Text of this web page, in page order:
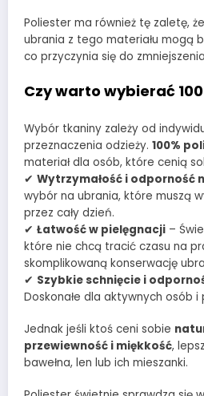
Poliester ma również tę zaletę,
ubrania z tego materiału mogą
co przyczynia się do
Czy warto wybierać
Wybór tkaniny zależy od
przeznaczenia odzieży. 100%
materiał dla osób, które cenią
✔ Wytrzymałość i odporność
wybór na ubrania, które muszą
przez cały dzień.
✔ Łatwość w pielęgnacji –
które nie chcą tracić czasu na
skomplikowaną konserwację
✔ Szybkie schnięcie i
Doskonałe dla aktywnych osób i
Jednak jeśli ktoś ceni sobie
przewiewność i miękkość,
bawełna, len lub ich mieszanki.